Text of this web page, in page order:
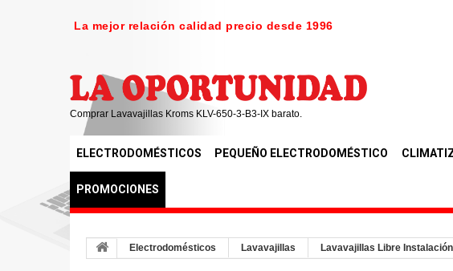
La mejor relación calidad precio desde 1996
Comprar Lavavajillas Kroms KLV-650-3-B3-IX barato.
ELECTRODOMÉSTICOS PEQUEÑO ELECTRODOMÉSTICO
PROMOCIONES
Electrodomésticos Lavavajillas Lavavajillas Libre Instalación